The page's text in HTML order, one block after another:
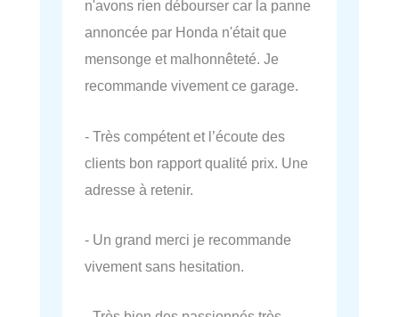
n'avons rien débourser car la panne
annoncée par Honda n'était que
mensonge et malhonnêteté. Je
recommande vivement ce garage.
- Très compétent et l’écoute des
clients bon rapport qualité prix. Une
adresse à retenir.
- Un grand merci je recommande
vivement sans hesitation.